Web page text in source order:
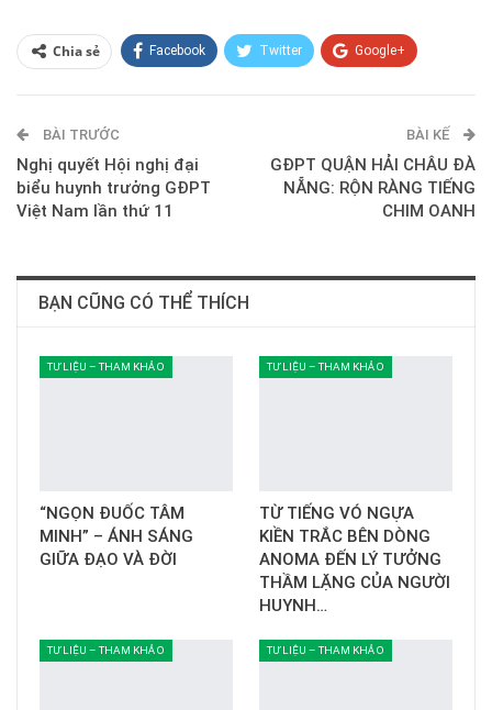
Chia sẻ Facebook Twitter Google+
E-mail
BÀI TRƯỚC
Nghị quyết Hội nghị đại
biểu huynh trưởng GĐPT
Việt Nam lần thứ 11
BÀI KẾ
GĐPT QUẬN HẢI CHÂU ĐÀ
NẴNG: RỘN RÀNG TIẾNG
CHIM OANH
BẠN CŨNG CÓ THỂ THÍCH
TƯ LIỆU – THAM KHẢO
“NGỌN ĐUỐC TÂM
MINH” – ÁNH SÁNG
GIỮA ĐẠO VÀ ĐỜI
TƯ LIỆU – THAM KHẢO
TỪ TIẾNG VÓ NGỰA
KIỀN TRẮC BÊN DÒNG
ANOMA ĐẾN LÝ TƯỞNG
THẦM LẶNG CỦA NGƯỜI
HUYNH…
TƯ LIỆU – THAM KHẢO TƯ LIỆU – THAM KHẢO